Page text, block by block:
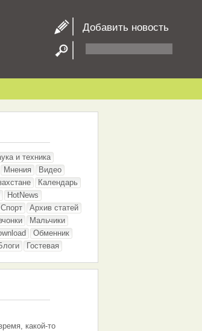
Добавить новость
и техника
Мнения
Видео
Календарь
HotNews
Спорт
Архив статей
Мальчики
Обменник
Гостевая
какой-то